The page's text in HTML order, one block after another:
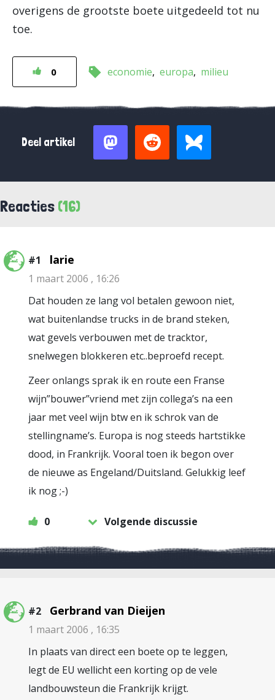
overigens de grootste boete uitgedeeld tot nu
toe.
0 economie europa milieu
Deel artikel
Reacties (16)
#1 larie
1 maart 2006 , 16:26
Dat houden ze lang vol betalen gewoon niet,
wat buitenlandse trucks in de brand steken,
wat gevels verbouwen met de tracktor,
snelwegen blokkeren etc..beproefd recept.
Zeer onlangs sprak ik en route een Franse
wijn”bouwer”vriend met zijn collega’s na een
jaar met veel wijn btw en ik schrok van de
stellingname’s. Europa is nog steeds hartstikke
dood, in Frankrijk. Vooral toen ik begon over
de nieuwe as Engeland/Duitsland. Gelukkig leef
ik nog ;-)
0 Volgende discussie
#2 Gerbrand van Dieijen
1 maart 2006 , 16:35
In plaats van direct een boete op te leggen,
legt de EU wellicht een korting op de vele
landbouwsteun die Frankrijk krijgt.